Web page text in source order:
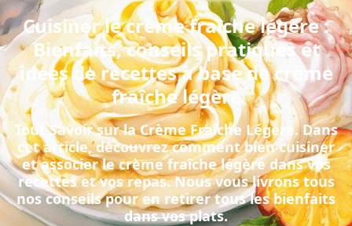
Cuisinerlecrème fraîche légère:
Bienfaits, conseils pratiques et
idées de recettes à base decrème
fraîche légère
Tout Savoir sur la Crème Fraîche Légère. Dans
cet article, découvrez comment bien cuisiner
et associerlecrème fraîche légèredans vos
recettes et vos repas. Nous vous livrons tous
nos conseils pour en retirer tous les bienfaits
dans vos plats.